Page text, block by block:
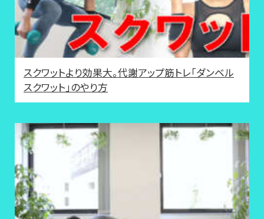
スクワットより効果大。代謝アップ筋トレ「ダンベル
スクワット」のやり方